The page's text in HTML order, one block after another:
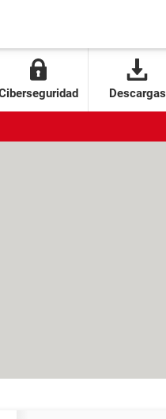
Descargas